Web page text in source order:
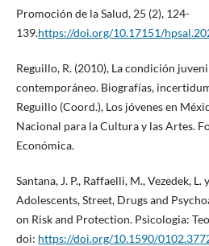
Promoción de la Salud, 25 (2), 124-
139.https://doi.org/10.17151/
Reguillo, R. (2010), La condición
contemporáneo. Biografías,
Reguillo (Coord.), Los jóvenes en
Nacional para la Cultura y las Artes.
Económica.
Santana, J. P., Raffaelli, M., Vezedek, L.
Adolescents, Street, Drugs and
on Risk and Protection. Psicologia:
doi: https://doi.org/10.1590/